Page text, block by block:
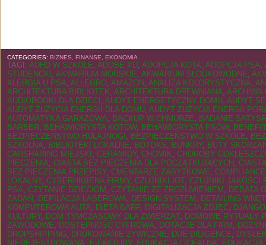
CATEGORIES: BIZNES, FINANSE, EKONOMIA
TAGI: ADHD W SZKOLE, ADOBE XD, ADOPCJA KOTA, ADOPCJA PSA,
STUDENCKI , AKWARIUM MORSKIE, AKWARIUM SŁODKOWODNE,
ALERGIA U PSA, ALLEGRO, AMAZON , ANALIZA KOLORYSTYCZNA,
ARCHITEKTURA BIBLIOTEK, ARCHITEKTURA DREWNIANA, ARCHIWA
AUDIOBOOKI DLA DZIECI , AUDYT ENERGETYCZNY DOMU, AUDYT
AUDYT ZUŻYCIA ENERGII DLA DOMU, AUDYT ZUŻYCIA ENERGII
AUTOMATYKA GARAŻOWA, BACKUP W CHMURZE, BADANIE
BARBER, BEHAWIORYSTA KOTÓW, BEHAWIORYSTA PSÓW,
BEZPIECZEŃSTWO HULAJNOGI , BEZPIECZEŃSTWO W SZKOLE,
SZKOLNA, BIBLIOTEKI LOKALNE, BOTOKS, BUNKRY, BUTY
CARSHARING MIEJSKI , CERAMIDY, CHOMIK, CHOROBY
PIECZENIA, CIASTA BEZ PIECZENIA DLA POCZĄTKUJĄCYCH ,
BEZ PIECZENIA PRZEPISY, CMENTARZE ZABYTKOWE, COMPLIANCE
LOKALNY, CYBERHIGIENA FIRMY, CZUJNIKI IOT, CZUJNIKI JAKOŚCI
PSA, CZYTANIE DZIECIOM , CZYTANIE ZE ZROZUMIENIEM , DEBATA
ZADAŃ , DEPILACJA LASEROWA, DESIGN SYSTEM , DETAILING
KOMPUTEROWA AUTA, DIETA BARF, DIGITALIZACJA ZDJĘĆ, DJANGO
KULTURY, DOM TYMCZASOWY DLA ZWIERZĄT, DOMOWE RYTUAŁY
ZAWODOWE, DOSTĘPNOŚĆ CYFROWA, DOTACJE DLA FIRM ,
DROPSHIPPING, DRUKOWANIE ŻYWICZNE, DUE DILIGENCE,
NIEREJESTROWANA
E-FAKTURY, EDUKACJA LICEALNA